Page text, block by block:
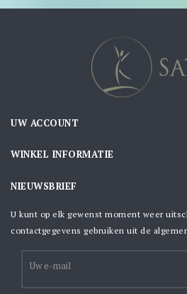
UW ACCOUNT
WINKEL INFORMATIE
NIEUWSBRIEF
U kunt op elk gewenst moment weer
contactgegevens gebruiken uit de